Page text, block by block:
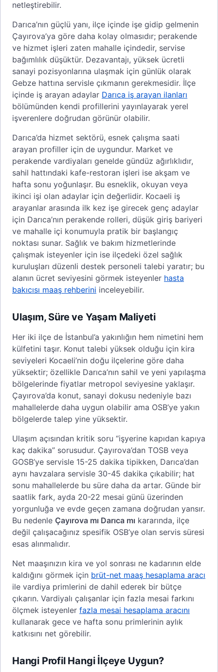
netleştirebilir.
Darıca’nın güçlü yanı, ilçe içinde işe gidip gelmenin
Çayırova’ya göre daha kolay olmasıdır; perakende
ve hizmet işleri zaten mahalle içindedir, servise
bağımlılık düşüktür. Dezavantajı, yüksek ücretli
sanayi pozisyonlarına ulaşmak için günlük olarak
Gebze hattına servisle çıkmanın gerekmesidir. İlçe
içinde iş arayan adaylar Darıca iş arayan ilanları
bölümünden kendi profillerini yayınlayarak yerel
işverenlere doğrudan görünür olabilir.
Darıca’da hizmet sektörü, esnek çalışma saati
arayan profiller için de uygundur. Market ve
perakende vardiyaları genelde gündüz ağırlıklıdır,
sahil hattındaki kafe-restoran işleri ise akşam ve
hafta sonu yoğunlaşır. Bu esneklik, okuyan veya
ikinci işi olan adaylar için değerlidir. Kocaeli iş
arayanlar arasında ilk kez işe girecek genç adaylar
için Darıca’nın perakende rolleri, düşük giriş bariyeri
ve mahalle içi konumuyla pratik bir başlangıç
noktası sunar. Sağlık ve bakım hizmetlerinde
çalışmak isteyenler için ise ilçedeki özel sağlık
kuruluşları düzenli destek personeli talebi yaratır; bu
alanın ücret seviyesini görmek isteyenler hasta
bakıcısı maaş rehberini inceleyebilir.
Ulaşım, Süre ve Yaşam Maliyeti
Her iki ilçe de İstanbul’a yakınlığın hem nimetini hem
külfetini taşır. Konut talebi yüksek olduğu için kira
seviyeleri Kocaeli’nin doğu ilçelerine göre daha
yüksektir; özellikle Darıca’nın sahil ve yeni yapılaşma
bölgelerinde fiyatlar metropol seviyesine yaklaşır.
Çayırova’da konut, sanayi dokusu nedeniyle bazı
mahallelerde daha uygun olabilir ama OSB’ye yakın
bölgelerde talep yine yüksektir.
Ulaşım açısından kritik soru “işyerine kapıdan kapıya
kaç dakika” sorusudur. Çayırova’dan TOSB veya
GOSB’ye servisle 15-25 dakika tipikken, Darıca’dan
aynı havzalara servisle 30-45 dakika çıkabilir; hat
sonu mahallelerde bu süre daha da artar. Günde bir
saatlik fark, ayda 20-22 mesai günü üzerinden
yorgunluğa ve evde geçen zamana doğrudan yansır.
Bu nedenle Çayırova mı Darıca mı kararında, ilçe
değil çalışacağınız spesifik OSB’ye olan servis süresi
esas alınmalıdır.
Net maaşınızın kira ve yol sonrası ne kadarının elde
kaldığını görmek için brüt-net maaş hesaplama aracı
ile vardiya primlerini de dahil ederek bir bütçe
çıkarın. Vardiyalı çalışanlar için fazla mesai farkını
ölçmek isteyenler fazla mesai hesaplama aracını
kullanarak gece ve hafta sonu primlerinin aylık
katkısını net görebilir.
Hangi Profil Hangi İlçeye Uygun?